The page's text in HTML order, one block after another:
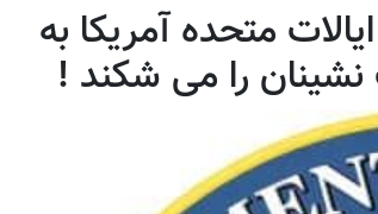
ایالات متحده آمریکا به
را می شکند !